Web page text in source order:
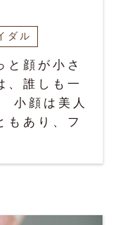
ダル
と顔が小さ
、誰しも一
小顔は美人
もあり、フ